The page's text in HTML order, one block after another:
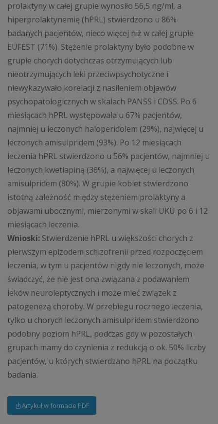
prolaktyny w całej grupie wynosiło 56,5 ng/ml, a
hiperprolaktynemię (hPRL) stwierdzono u 86%
badanych pacjentów, nieco więcej niż w całej grupie
EUFEST (71%). Stężenie prolaktyny było podobne w
grupie chorych dotychczas otrzymujących lub
nieotrzymujących leki przeciwpsychotyczne i
niewykazywało korelacji z nasileniem objawów
psychopatologicznych w skalach PANSS i CDSS. Po 6
miesiącach hPRL występowała u 67% pacjentów,
najmniej u leczonych haloperidolem (29%), najwięcej u
leczonych amisulpridem (93%). Po 12 miesiącach
leczenia hPRL stwierdzono u 56% pacjentów, najmniej u
leczonych kwetiapiną (36%), a najwięcej u leczonych
amisulpridem (80%). W grupie kobiet stwierdzono
istotną zależność między stężeniem prolaktyny a
objawami ubocznymi, mierzonymi w skali UKU po 6 i 12
miesiącach leczenia.
Wnioski: Stwierdzenie hPRL u większości chorych z
pierwszym epizodem schizofrenii przed rozpoczęciem
leczenia, w tym u pacjentów nigdy nie leczonych, może
świadczyć, że nie jest ona związana z podawaniem
leków neuroleptycznych i może mieć związek z
patogenezą choroby. W przebiegu rocznego leczenia,
tylko u chorych leczonych amisulpridem stwierdzono
podobny poziom hPRL, podczas gdy w pozostałych
grupach mamy do czynienia z redukcją o ok. 50% liczby
pacjentów, u których stwierdzano hPRL na początku
badania.
Artykuł w formacie PDF